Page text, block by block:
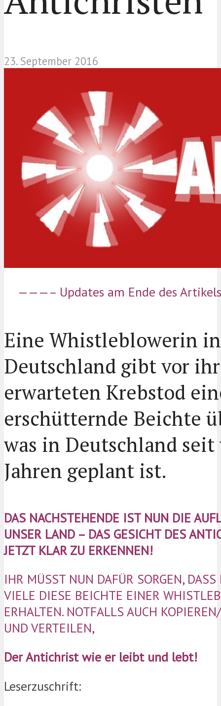
23. September 2016
———– Updates am Ende des
Eine Whistleblowerin in
Deutschland gibt vor
erwarteten Krebstod
erschütternde Beichte
was in Deutschland
Jahren geplant ist.
DAS NACHSTEHENDE IST NUN DIE
UNSER LAND – DAS GESICHT DES
JETZT KLAR ZU ERKENNEN!
IHR MÜSST NUN DAFÜR SORGEN,
VIELE DIESE BEICHTE EINER
ERHALTEN. NOTFALLS AUCH
UND VERTEILEN,
Der Antichrist wie er leibt und lebt!
Leserzuschrift: